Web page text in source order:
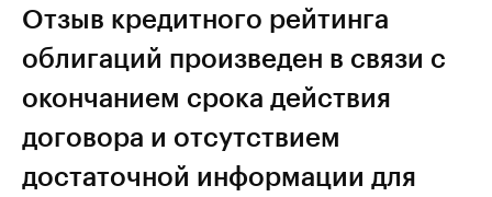
Отзыв кредитного рейтинга
облигаций произведен в связи с
окончанием срока действия
договора и отсутствием
достаточной информации для